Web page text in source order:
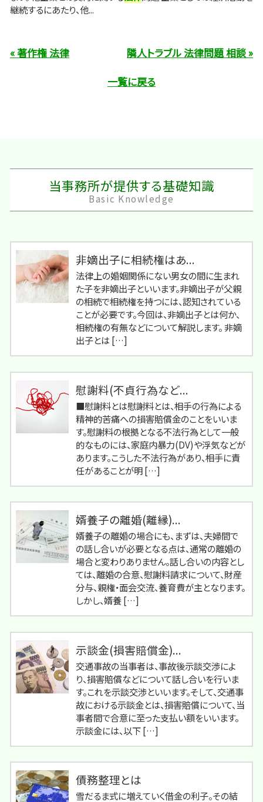
継続するにあたり、他...
« 著作権 法律
隣人トラブル 法律問題 相談 »
一覧に戻る
当事務所が提供する基礎知識
Basic Knowledge
非嫡出子に相続権はあ...
法律上の婚姻関係にない男女の間に生まれ
た子を非嫡出子といいます。非嫡出子が父親
の相続で相続権を持つには、認知されている
ことが必要です。今回は、非嫡出子とは何か、
相続権の有無などについて解説します。 非嫡
出子とは […]
慰謝料(不貞行為など...
■慰謝料とは慰謝料とは、相手の行為による
精神的苦痛への損害賠償金のことをいいま
す。慰謝料の根拠となる不法行為として一般
的なものには、家庭内暴力(DV)や浮気などが
あります。こうした不法行為があり、相手に責
任があることが明 […]
婿養子の離婚(離縁)...
婿養子の離婚の場合にも、まずは、夫婦間で
の話し合いが必要となる点は、通常の離婚の
場合と変わりありません。話し合いの内容とし
ては、離婚の合意、慰謝料請求について、財産
分与、親権・面会交流、養育費が主となります。
しかし、婿養 […]
示談金(損害賠償金)...
交通事故の当事者は、事故後示談交渉によ
り、損害賠償などについて話し合いを行いま
す。これを示談交渉といいます。そして、交通事
故における示談金とは、損害賠償について、当
事者間で合意に至った支払い額をいいます。
示談金には、以下 […]
債務整理とは
雪だるま式に増えていく借金の利子。その結